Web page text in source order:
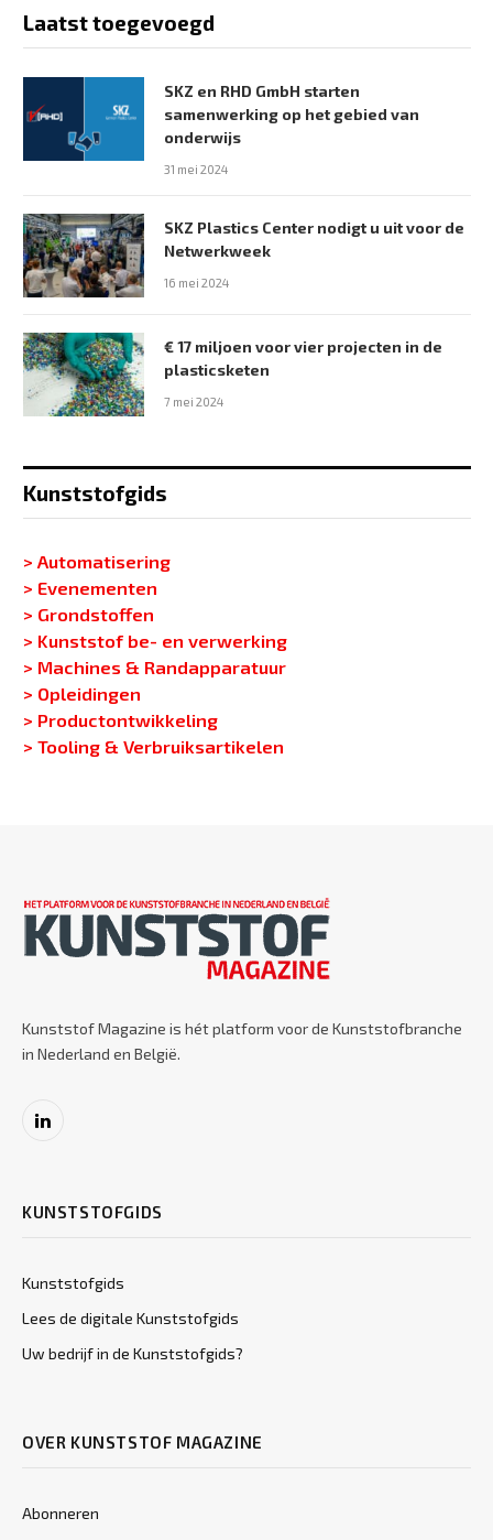
Laatst toegevoegd
SKZ en RHD GmbH starten
samenwerking op het gebied van
onderwijs
31 mei 2024
SKZ Plastics Center nodigt u uit voor de
Netwerkweek
16 mei 2024
€ 17 miljoen voor vier projecten in de
plasticsketen
7 mei 2024
Kunststofgids
> Automatisering
> Evenementen
> Grondstoffen
> Kunststof be- en verwerking
> Machines & Randapparatuur
> Opleidingen
> Productontwikkeling
> Tooling & Verbruiksartikelen
Kunststof Magazine is hét platform voor de Kunststofbranche
in Nederland en België.
LinkedIn
KUNSTSTOFGIDS
Kunststofgids
Lees de digitale Kunststofgids
Uw bedrijf in de Kunststofgids?
OVER KUNSTSTOF MAGAZINE
Abonneren